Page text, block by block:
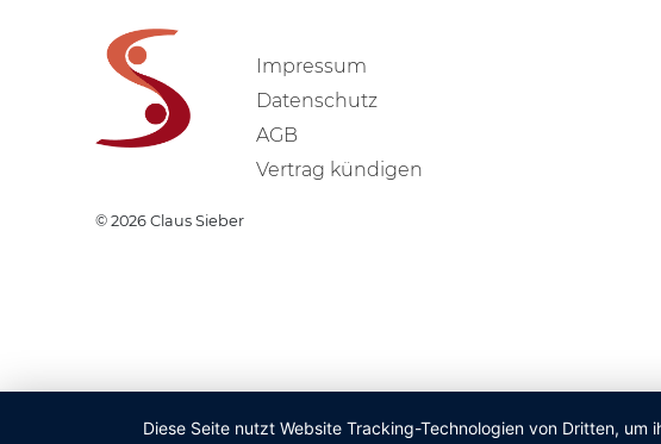
Impressum
Datenschutz
AGB
Vertrag kündigen
© 2026 Claus Sieber
Diese Seite nutzt Website Tracking-Technologien von Dritten,